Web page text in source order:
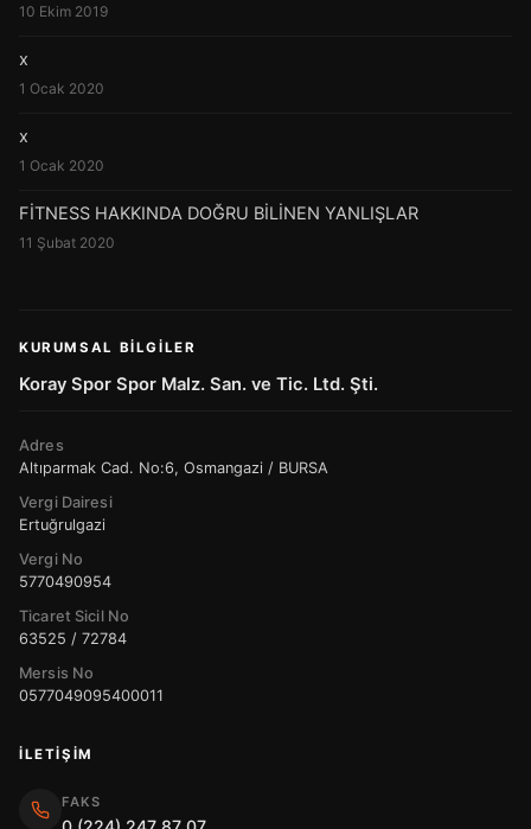
10 Ekim 2019
x
1 Ocak 2020
x
1 Ocak 2020
FİTNESS HAKKINDA DOĞRU BİLİNEN YANLIŞLAR
11 Şubat 2020
KURUMSAL BILGILER
Koray Spor Spor Malz. San. ve Tic. Ltd. Şti.
Adres
Altıparmak Cad. No:6, Osmangazi / BURSA
Vergi Dairesi
Ertuğrulgazi
Vergi No
5770490954
Ticaret Sicil No
63525 / 72784
Mersis No
0577049095400011
İLETIŞIM
FAKS